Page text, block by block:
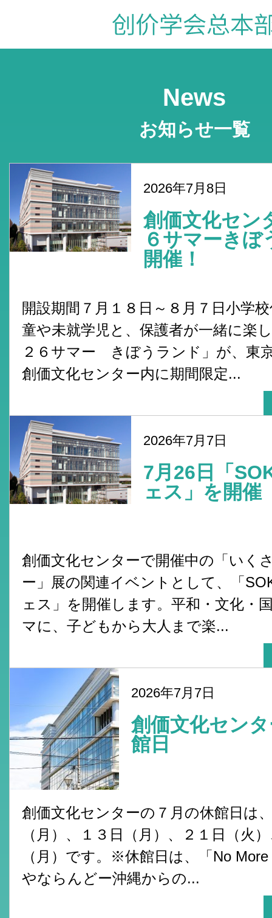
News
お知らせ一覧
2026年7月8日
創価文化セ
６サマーき
開催！
開設期間７月１８日～８月７日小学
童や未就学児と、保護者が一緒に楽
２６サマー きぼうランド」が、東
創価文化センター内に期間限定...
2026年7月7日
7月26日「
ェス」を開催
創価文化センターで開催中の「いく
ー」展の関連イベントとして、「
ェス」を開催します。平和・文化・
マに、子どもから大人まで楽...
2026年7月7日
創価文化セン
館日
創価文化センターの７月の休館日は
（月）、１３日（月）、２１日（火
（月）です。※休館日は、「No
やならんどー沖縄からの...